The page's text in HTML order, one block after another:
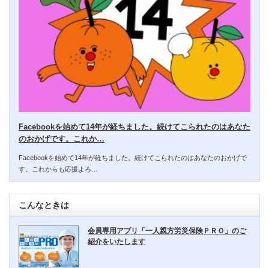
Facebookを始めて14年が経ちました。続けてこられたのはあなた
のおかげです。これか…
Facebookを始めて14年が経ちました。続けてこられたのはあなたのおかげで
す。これからも応援よろ…
こんなときは
会員専用アプリ「一人親方労災保険ＰＲＯ」のご
紹介をいたします